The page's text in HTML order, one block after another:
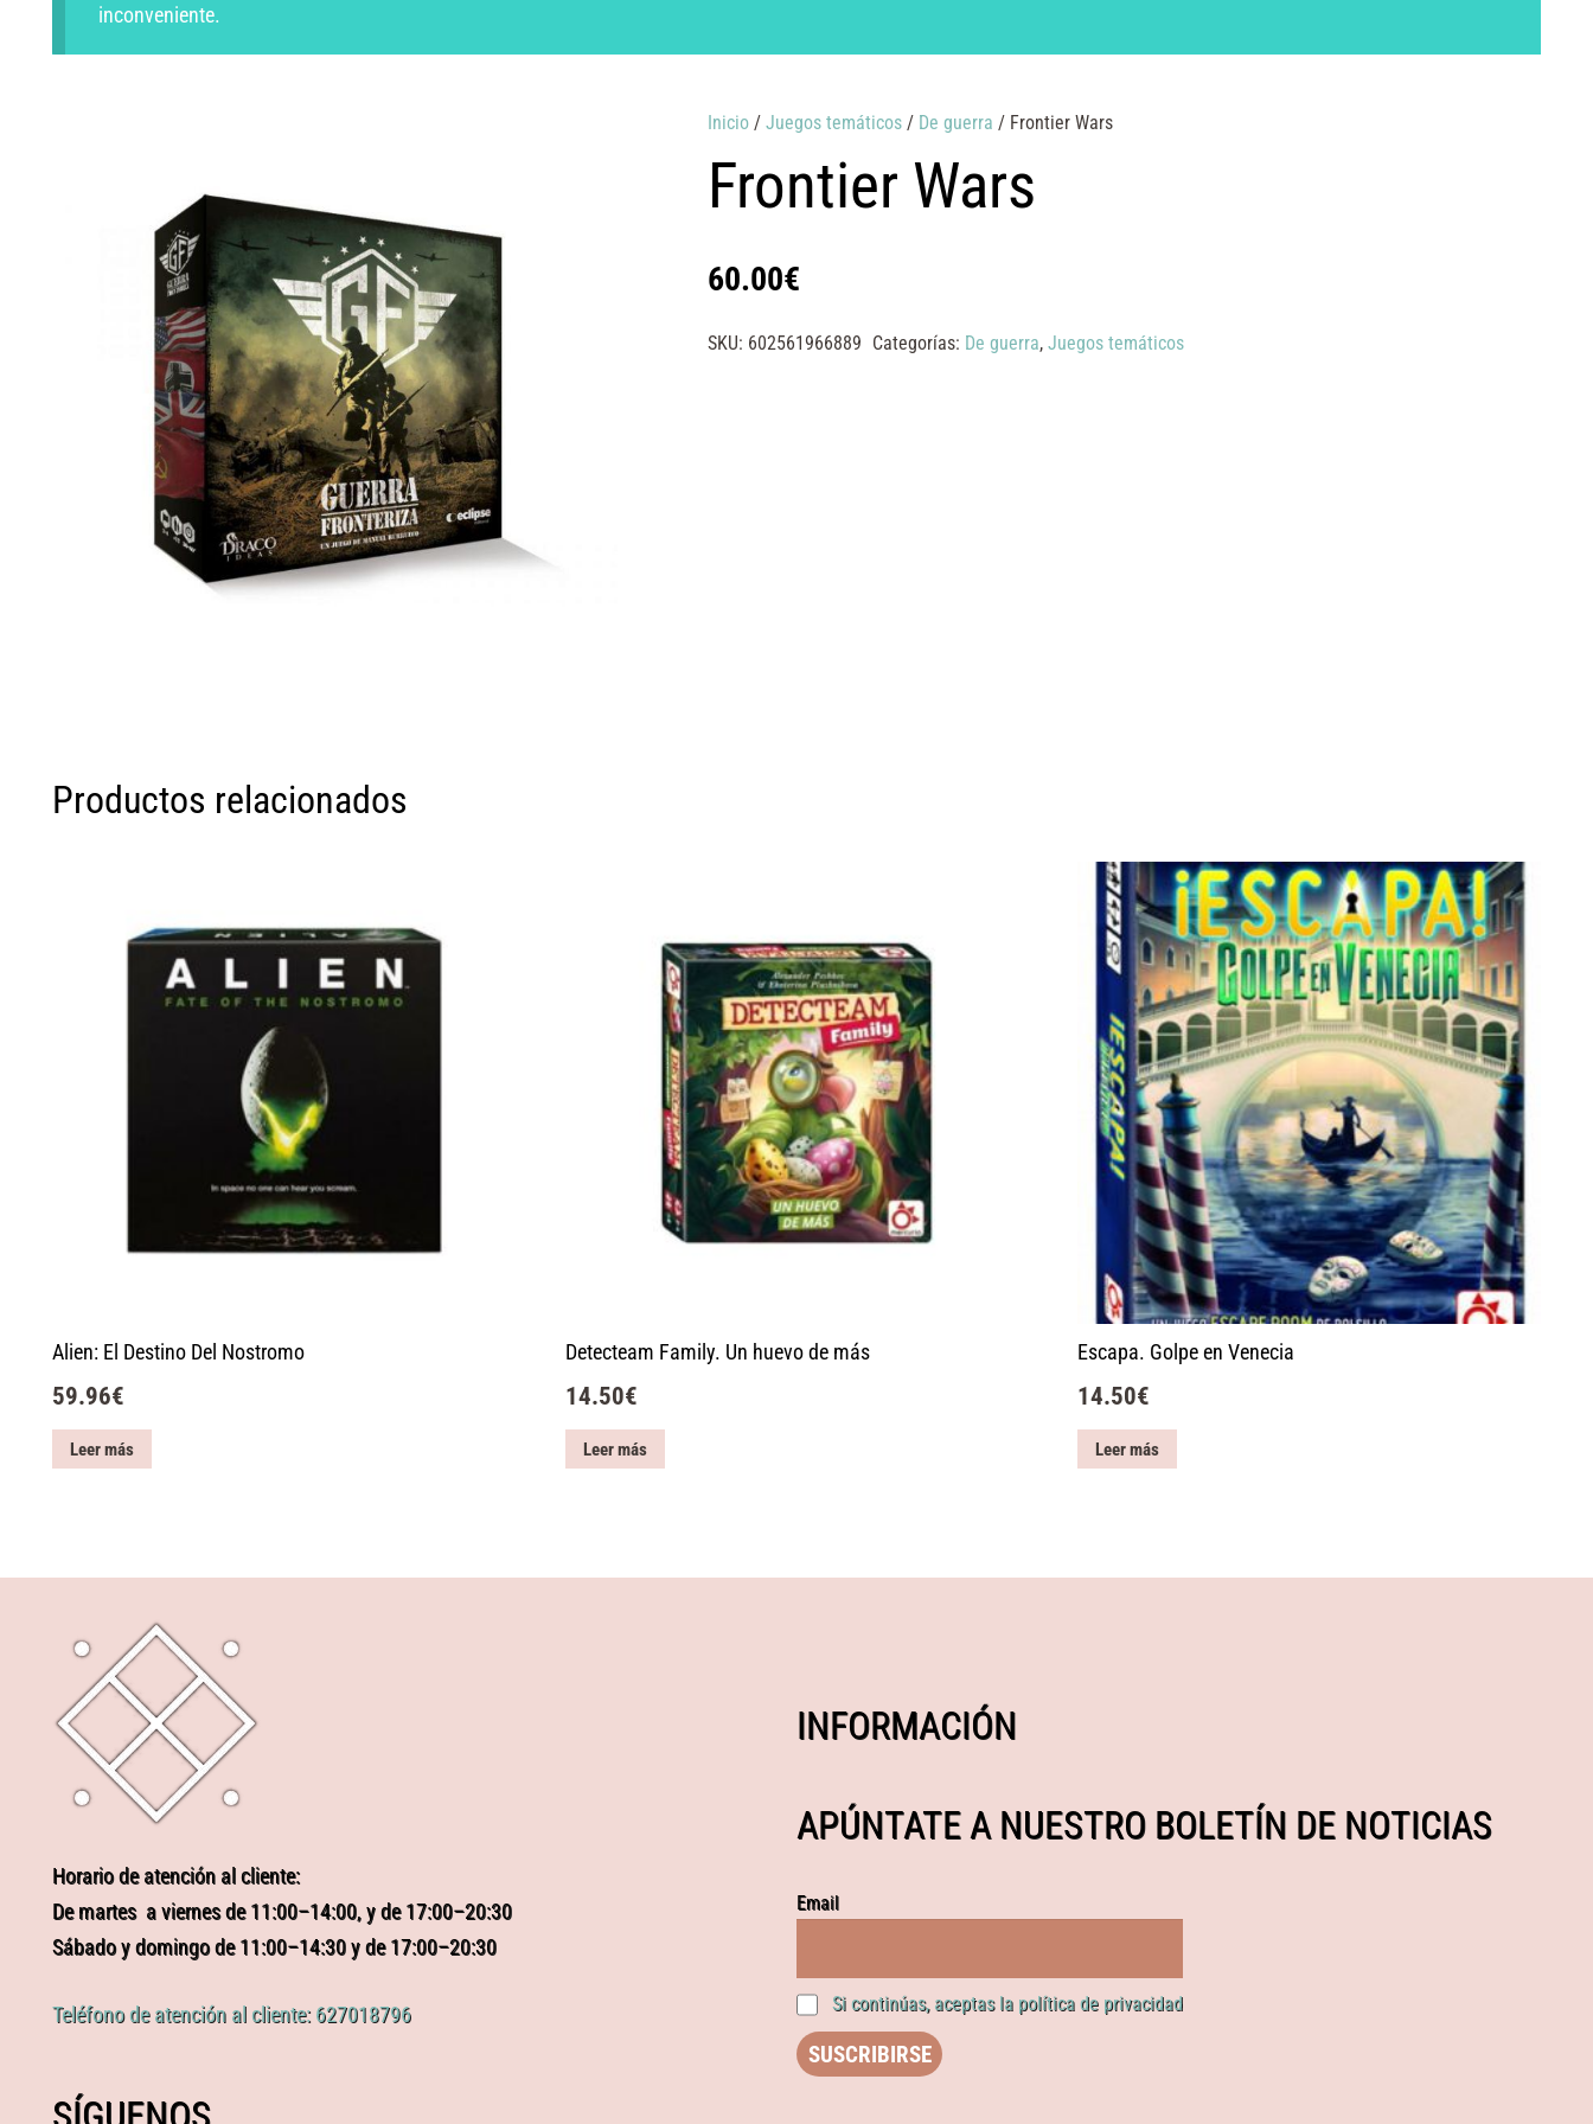
inconveniente.
Inicio/ Juegos temáticos/ De guerra / Frontier Wars
Frontier Wars
60.00€
SKU: 602561966889 Categorías: De guerra, Juegos temáticos
Productos relacionados
Alien: El Destino Del Nostromo
59.96€
Leer más
Detecteam Family. Un huevo de más
14.50€
Leer más
Escapa. Golpe en Venecia
14.50€
Leer más
Horario de atención al cliente:
De martes a viernes de 11:00–14:00, y de 17:00–20:30
Sábado y domingo de 11:00–14:30 y de 17:00–20:30
Teléfono de atención al cliente: 627018796
INFORMACIÓN
APÚNTATE A NUESTRO BOLETÍN DE NOTICIAS
Email
Si continúas, aceptas la política de privacidad